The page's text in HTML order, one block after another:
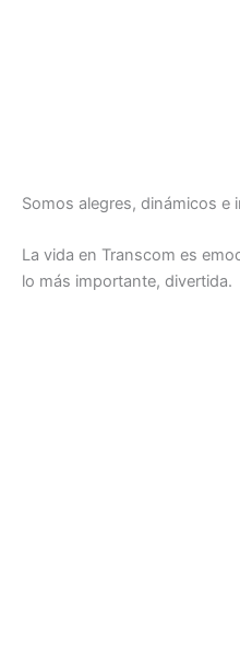
Somos alegres, dinámicos e
La vida en Transcom es
lo más importante, divertida.